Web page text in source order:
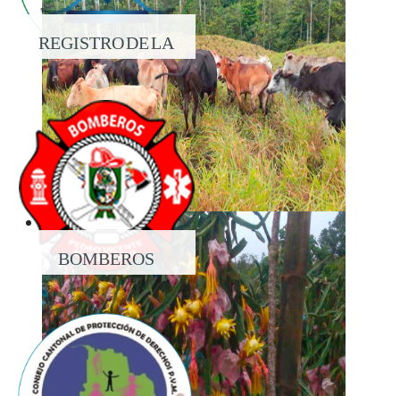
REGISTRO DE LA
PROPIEDAD
BOMBEROS